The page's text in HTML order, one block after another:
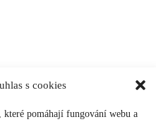
s cookies
pomáhají fungování webu a